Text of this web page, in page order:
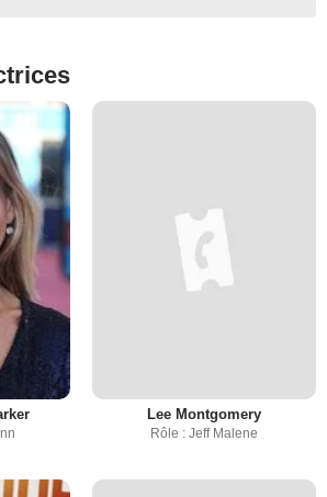
Lee Montgomery
Rôle : Jeff Malene